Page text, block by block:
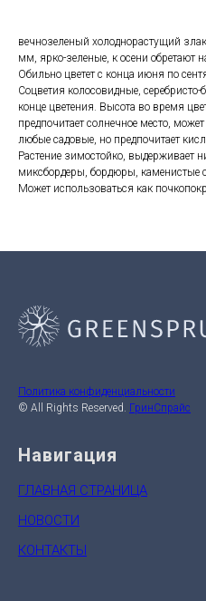
вечнозеленый холоднорастущий
мм, ярко-зеленые, к осени обретают
Обильно цветет с конца июня по
Соцветия колосовидные,
конце цветения. Высота во время
предпочитает солнечное место,
любые садовые, но предпочитает
Растение зимостойко, выдерживает
миксбордеры, бордюры, каменистые
Может использоваться как
Политика конфиденциальности
© All Rights Reserved. ГринСпрайс
Навигация
ГЛАВНАЯ СТРАНИЦА
НОВОСТИ
КОНТАКТЫ